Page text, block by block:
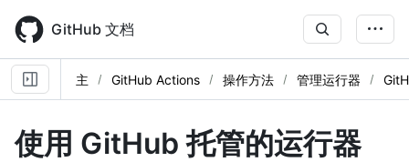
main
content
GitHub 文档
主 GitHub Actions 操作方法 管理运行器
使用 GitHub 托管的运行器